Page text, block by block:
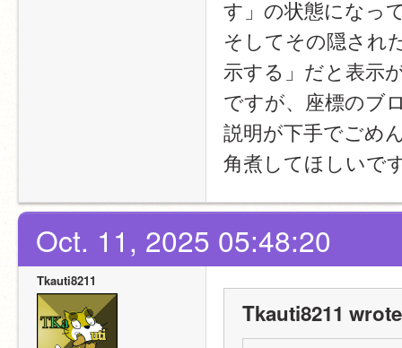
す」の状態になっ
そしてその隠され
示する」だと表示
ですが、座標のブ
説明が下手でごめ
角煮してほしいで
Oct. 11, 2025 05:48:20
Tkauti8211
Tkauti8211